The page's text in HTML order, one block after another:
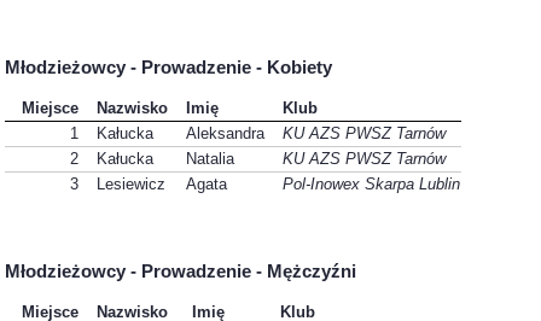
Młodzieżowcy - Prowadzenie - Kobiety
Miejsce Nazwisko Imię
Klub
1
Kałucka Aleksandra
KU AZS PWSZ Tarnów
2
Kałucka Natalia
KU AZS PWSZ Tarnów
3
Lesiewicz Agata Pol-Inowex Skarpa Lublin
Młodzieżowcy - Prowadzenie - Mężczyźni
Miejsce Nazwisko Imię
Klub